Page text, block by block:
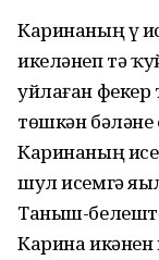
Каринаның үҙ
икеләнеп тә
уйлаған
төшкән
Каринаның
шул исемгә
Таныш-
Карина